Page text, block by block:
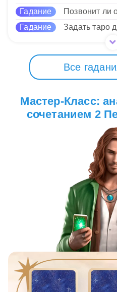
Гадание Позвонит ли
Гадание
Задать таро
Все
Мастер-Класс:
сочетанием 2